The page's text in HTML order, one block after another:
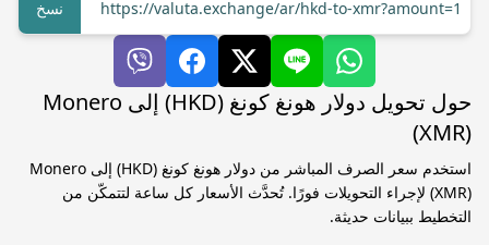
https://valuta.exchange/ar/hkd-to-xmr?amount=1
نسخ
حول تحويل دولار هونغ كونغ (HKD) إلى Monero
(XMR)
استخدم سعر الصرف المباشر من دولار هونغ كونغ (HKD) إلى Monero
(XMR) لإجراء التحويلات فورًا. تُحدَّث الأسعار كل ساعة لتتمكّن من
التخطيط ببيانات حديثة.